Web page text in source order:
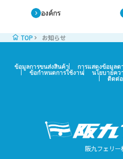
องค์กร
TOP お知らせ
ข้อมูลการขนส่งสินค้า การแสดงข้อมูลต
ข้อกำหนดการใช้งาน นโยบายคว
ติดต่อ
阪九フェリー